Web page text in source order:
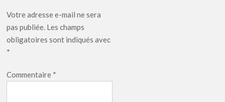
Votre adresse e-mail ne sera
pas publiée. Les champs
obligatoires sont indiqués avec
*
Commentaire *